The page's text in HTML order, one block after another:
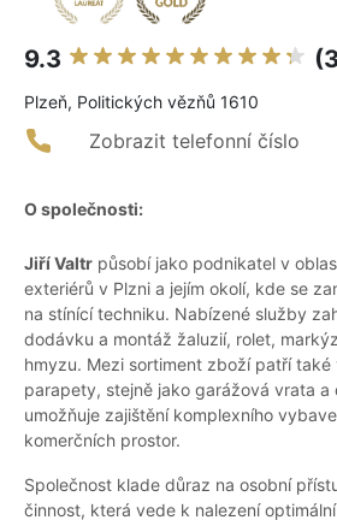
9.3
Plzeň, Politických vězňů 1610
Zobrazit telefonní číslo
O společnosti:
Jiří Valtr působí jako podnikatel v
exteriérů v Plzni a jejím okolí, kde se
na stínící techniku. Nabízené služby
dodávku a montáž žaluzií, rolet,
hmyzu. Mezi sortiment zboží patří
parapety, stejně jako garážová vrata a
umožňuje zajištění komplexního
komerčních prostor.
Společnost klade důraz na osobní
činnost, která vede k nalezení